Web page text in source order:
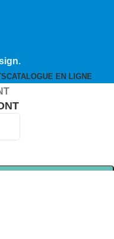
.
CATALOGUE EN LIGNE